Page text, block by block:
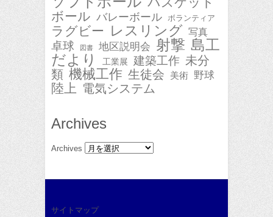
ボール バレーボール ボランティア
ラグビー レスリング 写真
卓球 図書 地区説明会 射撃 島工
だより
工業展 建築工作 未分
類 機械工作 生徒会 美術 野球
陸上 電気システム
Archives
Archives
サイトマップ